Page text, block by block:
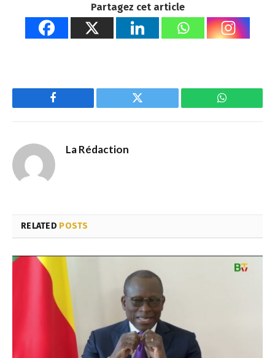
Partagez cet article
Facebook Twitter WhatsApp
La Rédaction
RELATED POSTS